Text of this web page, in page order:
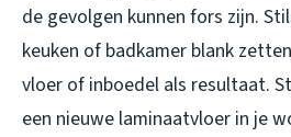
de gevolgen kunnen fors zijn.
keuken of badkamer blank
vloer of inboedel als resultaat.
een nieuwe laminaatvloer in je